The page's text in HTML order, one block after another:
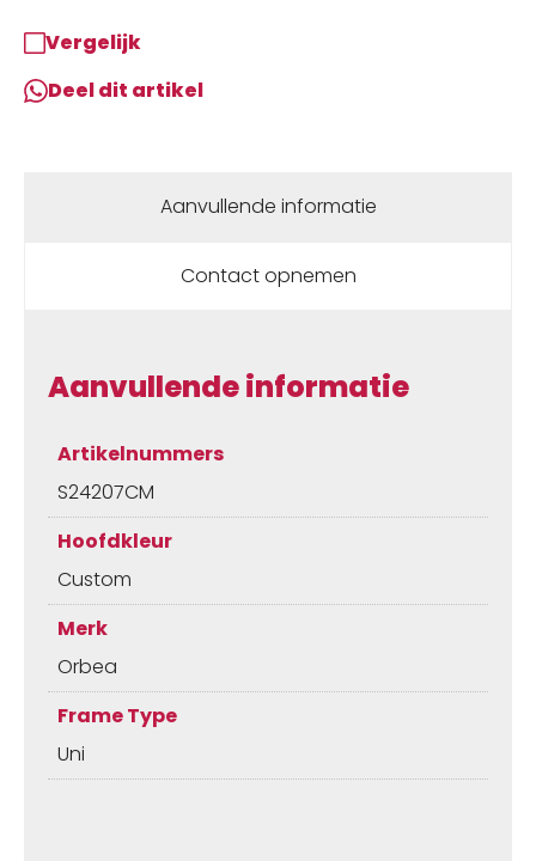
Vergelijk
Deel dit artikel
Aanvullende informatie
Contact opnemen
Aanvullende informatie
Artikelnummers
S24207CM
Hoofdkleur
Custom
Merk
Orbea
Frame Type
Uni